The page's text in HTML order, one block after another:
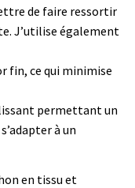
de faire ressortir
J’utilise également
fin, ce qui minimise
permettant un
à un
en tissu et